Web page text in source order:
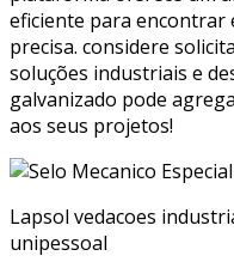
eficiente para encontrar
precisa. considere
soluções industriais e
galvanizado pode
aos seus projetos!
Lapsol vedacoes
unipessoal